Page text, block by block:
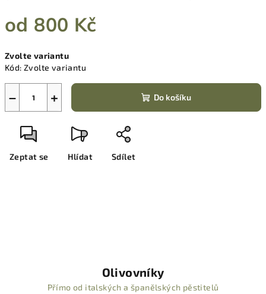
od 800 Kč
cena:
Zvolte variantu
Kód: Zvolte variantu
+
− Do košíku
Zeptat se Hlídat Sdílet
Olivovníky
Přímo od italských a španělských pěstitelů